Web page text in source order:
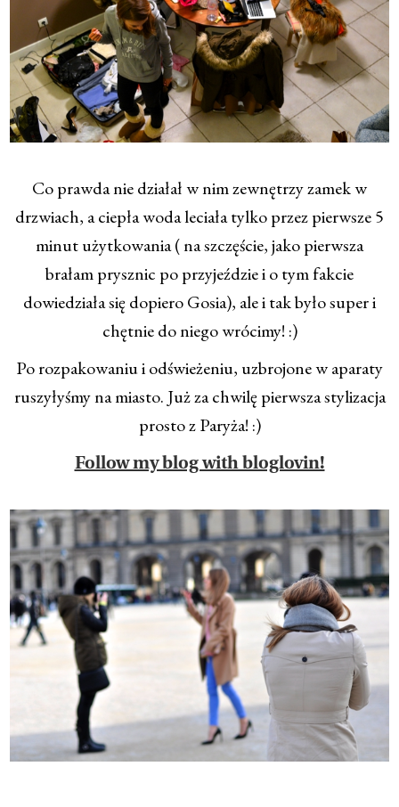
Co prawda nie działał w nim zewnętrzy zamek w
drzwiach, a ciepła woda leciała tylko przez pierwsze 5
minut użytkowania ( na szczęście, jako pierwsza
brałam prysznic po przyjeździe i o tym fakcie
dowiedziała się dopiero Gosia), ale i tak było super i
chętnie do niego wrócimy! :)
Po rozpakowaniu i odświeżeniu, uzbrojone w aparaty
ruszyłyśmy na miasto. Już za chwilę pierwsza stylizacja
prosto z Paryża! :)
Follow my blog with bloglovin!